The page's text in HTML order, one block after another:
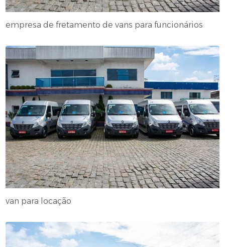
empresa de fretamento de vans para funcionários
van para locação